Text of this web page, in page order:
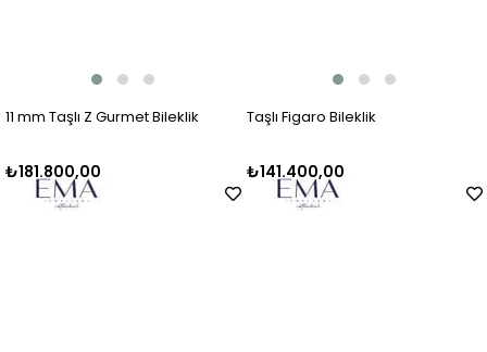
11 mm Taşlı Z Gurmet Bileklik
₺181.800,00
Taşlı Figaro Bileklik
₺141.400,00